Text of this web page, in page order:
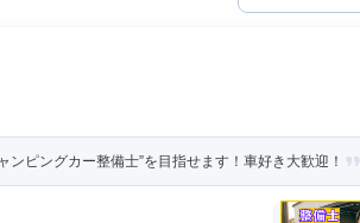
ンピングカー整備士”を目指せます！車好き大歓迎！